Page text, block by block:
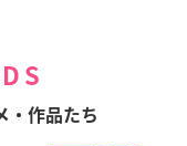
・作品たち